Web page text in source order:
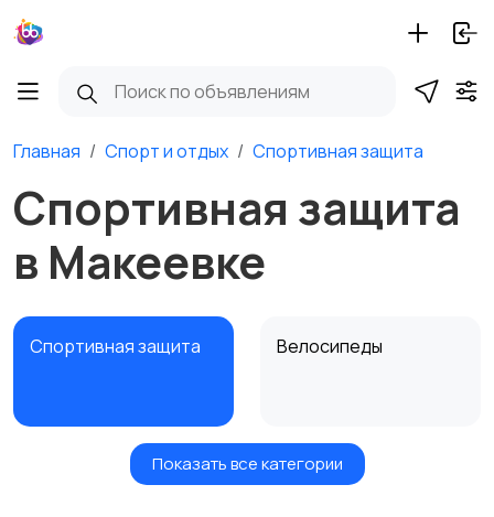
Главная Спорт и отдых Спортивная защита
Спортивная защита
в Макеевке
Спортивная защита Велосипеды
Самокаты и
Показать все категории